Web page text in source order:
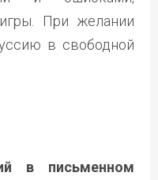
При желании
в свободной
в письменном